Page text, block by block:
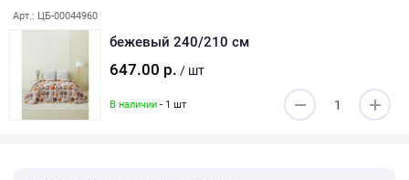
Арт.: ЦБ-00044960
бежевый 240/210 см
647.00 р. / шт
В наличии - 1 шт